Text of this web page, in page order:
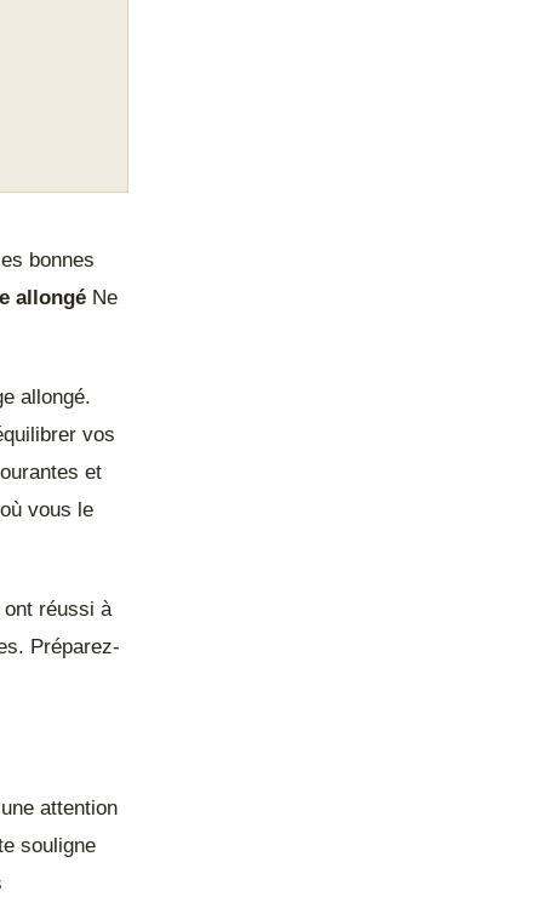
bonnes
allongé Ne
allongé.
vos
et
vous le
réussi à
Préparez-
attention
souligne